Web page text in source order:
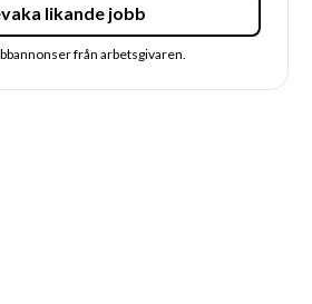
likande jobb
från arbetsgivaren.